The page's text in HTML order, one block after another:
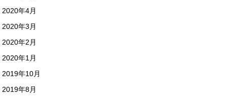
2020年4月
2020年3月
2020年2月
2020年1月
2019年10月
2019年8月